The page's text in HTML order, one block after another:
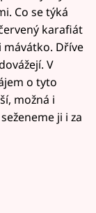
Co se týká
karafiát
Dříve
V
o tyto
možná i
ji i za